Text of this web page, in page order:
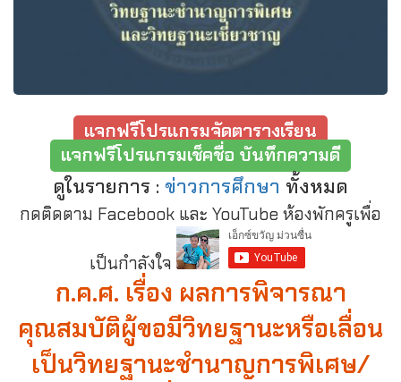
แจกฟรีโปรแกรมจัดตารางเรียน
แจกฟรีโปรแกรมเช็คชื่อ บันทึกความดี
ดูในรายการ : ข่าวการศึกษา ทั้งหมด
กดติดตาม Facebook และ YouTube ห้องพักครูเพื่อ
เป็นกำลังใจ
ก.ค.ศ. เรื่อง ผลการพิจารณา
คุณสมบัติผู้ขอมีวิทยฐานะหรือเลื่อน
เป็นวิทยฐานะชำนาญการพิเศษ/